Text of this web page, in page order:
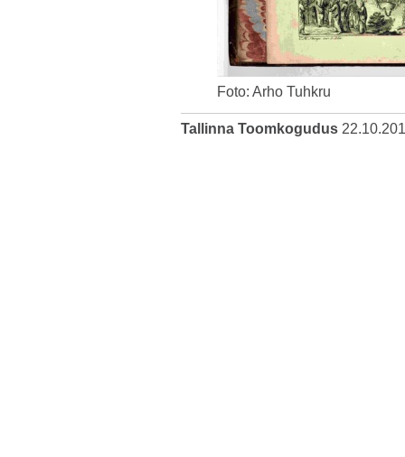
Foto: Arho Tuhkru
Tallinna Toomkogudus